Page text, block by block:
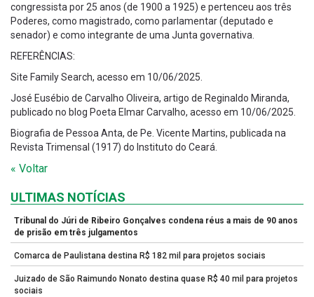
congressista por 25 anos (de 1900 a 1925) e pertenceu aos três
Poderes, como magistrado, como parlamentar (deputado e
senador) e como integrante de uma Junta governativa.
REFERÊNCIAS:
Site Family Search, acesso em 10/06/2025.
José Eusébio de Carvalho Oliveira, artigo de Reginaldo Miranda,
publicado no blog Poeta Elmar Carvalho, acesso em 10/06/2025.
Biografia de Pessoa Anta, de Pe. Vicente Martins, publicada na
Revista Trimensal (1917) do Instituto do Ceará.
« Voltar
ULTIMAS NOTÍCIAS
Tribunal do Júri de Ribeiro Gonçalves condena réus a mais de 90 anos
de prisão em três julgamentos
Comarca de Paulistana destina R$ 182 mil para projetos sociais
Juizado de São Raimundo Nonato destina quase R$ 40 mil para projetos
sociais